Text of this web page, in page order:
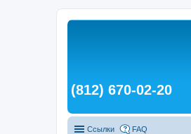
(812) 670-02-20
Ссылки FAQ